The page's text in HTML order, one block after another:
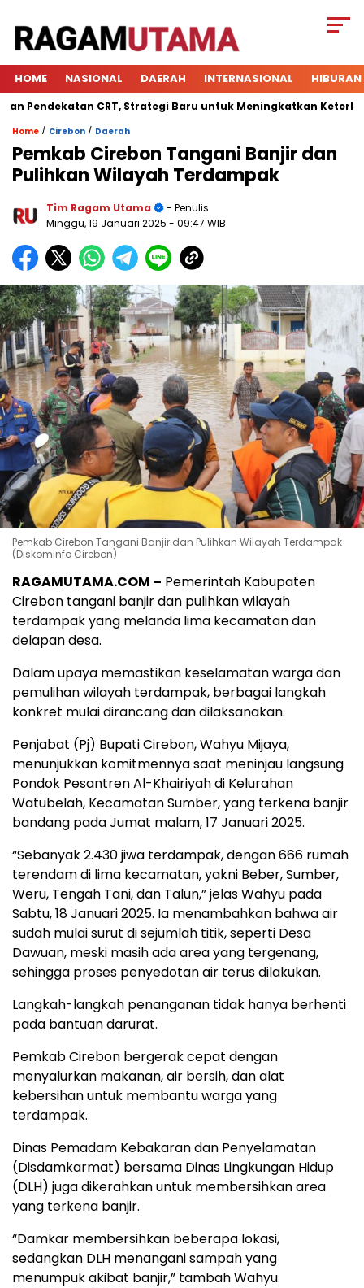
HOME NASIONAL DAERAH INTERNASIONAL HIBURAN
CRT, Strategi Baru untuk Meningkatkan
Home / Cirebon / Daerah
Pemkab Cirebon Tangani Banjir dan
Pulihkan Wilayah Terdampak
Tim Ragam Utama
- Penulis
Minggu, 19 Januari 2025 - 09:47 WIB
Pemkab Cirebon Tangani Banjir dan Pulihkan Wilayah Terdampak
(Diskominfo Cirebon)
RAGAMUTAMA.COM – Pemerintah Kabupaten
Cirebon tangani banjir dan pulihkan wilayah
terdampak yang melanda lima kecamatan dan
delapan desa.
Dalam upaya memastikan keselamatan warga dan
pemulihan wilayah terdampak, berbagai langkah
konkret mulai dirancang dan dilaksanakan.
Penjabat (Pj) Bupati Cirebon, Wahyu Mijaya,
menunjukkan komitmennya saat meninjau langsung
Pondok Pesantren Al-Khairiyah di Kelurahan
Watubelah, Kecamatan Sumber, yang terkena banjir
bandang pada Jumat malam, 17 Januari 2025.
“Sebanyak 2.430 jiwa terdampak, dengan 666 rumah
terendam di lima kecamatan, yakni Beber, Sumber,
Weru, Tengah Tani, dan Talun,” jelas Wahyu pada
Sabtu, 18 Januari 2025. Ia menambahkan bahwa air
sudah mulai surut di sejumlah titik, seperti Desa
Dawuan, meski masih ada area yang tergenang,
sehingga proses penyedotan air terus dilakukan.
Langkah-langkah penanganan tidak hanya berhenti
pada bantuan darurat.
Pemkab Cirebon bergerak cepat dengan
menyalurkan makanan, air bersih, dan alat
kebersihan untuk membantu warga yang
terdampak.
Dinas Pemadam Kebakaran dan Penyelamatan
(Disdamkarmat) bersama Dinas Lingkungan Hidup
(DLH) juga dikerahkan untuk membersihkan area
yang terkena banjir.
“Damkar membersihkan beberapa lokasi,
sedangkan DLH menangani sampah yang
menumpuk akibat banjir,” tambah Wahyu.